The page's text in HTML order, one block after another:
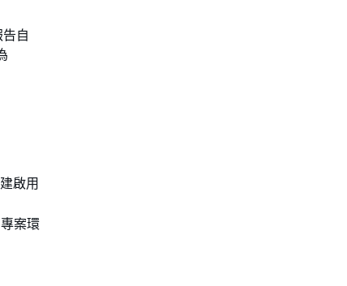
自
啟用
案環